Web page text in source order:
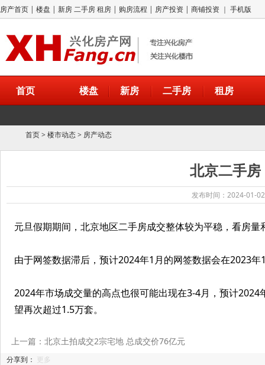
房产首页 | 楼盘 | 新房二手房租房 | 购房流程 | 房产投资 | 商铺投资 ｜ 手机版
首页 楼盘 新房 二手房 租房
首页> 楼市动态> 房产动态
北京二手
发布时间：2024-01-
元旦假期期间，北京地区二手房成交整体较为平稳，看房
由于网签数据滞后，预计2024年1月的网签数据会在2023
​2024年市场成交量的高点也很可能出现在3-4月，预计
望再次超过1.5万套。
上一篇：北京土拍成交2宗宅地 总成交价76亿元
分享到： 更多